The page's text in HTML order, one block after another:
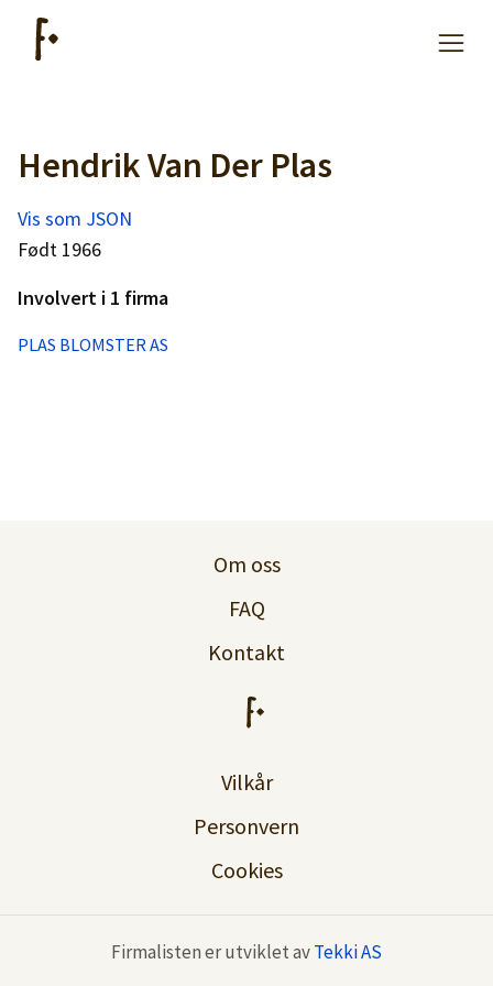
Artikler
Hjelp
Kjøpe lister
Hendrik Van Der Plas
Vis som JSON
Født 1966
Involvert i 1 firma
PLAS BLOMSTER AS
Om oss
FAQ
Kontakt
Vilkår
Personvern
Cookies
Firmalisten er utviklet avTekki AS